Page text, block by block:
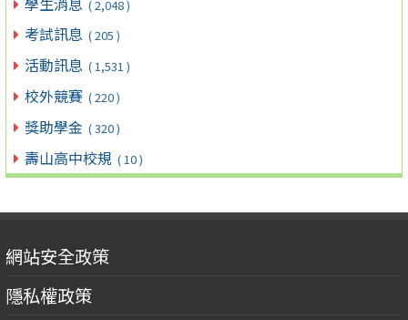
( 2,048 )
考試訊息 ( 205 )
活動訊息 ( 1,531 )
校外競賽 ( 220 )
獎助學金 ( 320 )
壽山高中校規 ( 10 )
網站安全政策
隱私權政策